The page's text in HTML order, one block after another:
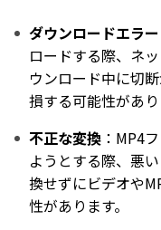
ダウンロードエラー
ロードする際、ネ
ウンロード中に切
損する可能性があり
不正な変換 ：MP4
ようとする際、悪
換せずにビデオや
性があります。